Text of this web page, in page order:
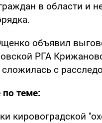
в области и
объявил
РГА
сложилась с
по теме:
кировоградской